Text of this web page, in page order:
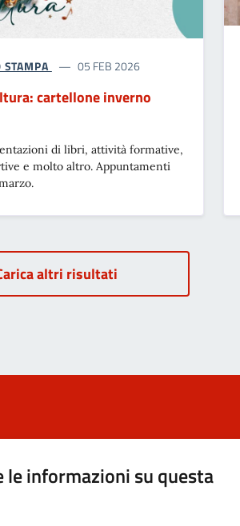
STAMPA 05 FEB 2026
cartellone inverno
di libri, attività formative,
e molto altro. Appuntamenti
altri risultati
le informazioni su questa